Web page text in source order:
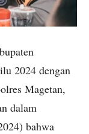
2024 dengan
Magetan,
dalam
bahwa